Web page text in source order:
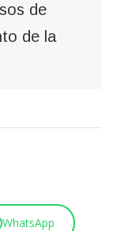
de
de la
WhatsApp